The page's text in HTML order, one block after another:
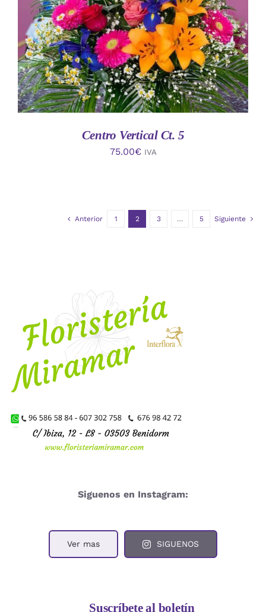
DETALLES
Centro Vertical Ct. 5
75.00€ IVA
Anterior 1 2 3 … 5 Siguiente
Siguenos en Instagram:
Ver mas SIGUENOS
Suscríbete al boletín